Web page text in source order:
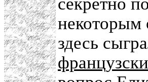
некоторым
здесь